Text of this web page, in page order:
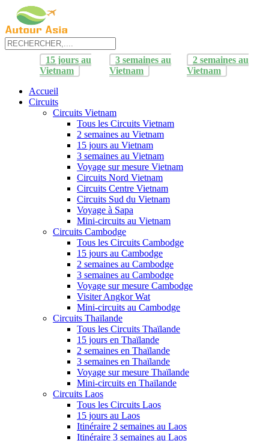
15 jours au
Vietnam
3 semaines au
Vietnam
2 semaines au
Vietnam
Accueil
Circuits
Circuits Vietnam
Tous les Circuits Vietnam
2 semaines au Vietnam
15 jours au Vietnam
3 semaines au Vietnam
Voyage sur mesure Vietnam
Circuits Nord Vietnam
Circuits Centre Vietnam
Circuits Sud du Vietnam
Voyage à Sapa
Mini-circuits au Vietnam
Circuits Cambodge
Tous les Circuits Cambodge
15 jours au Cambodge
2 semaines au Cambodge
3 semaines au Cambodge
Voyage sur mesure Cambodge
Visiter Angkor Wat
Mini-circuits au Cambodge
Circuits Thaïlande
Tous les Circuits Thaïlande
15 jours en Thaïlande
2 semaines en Thaïlande
3 semaines en Thaïlande
Voyage sur mesure Thaïlande
Mini-circuits en Thaïlande
Circuits Laos
Tous les Circuits Laos
15 jours au Laos
Itinéraire 2 semaines au Laos
Itinéraire 3 semaines au Laos